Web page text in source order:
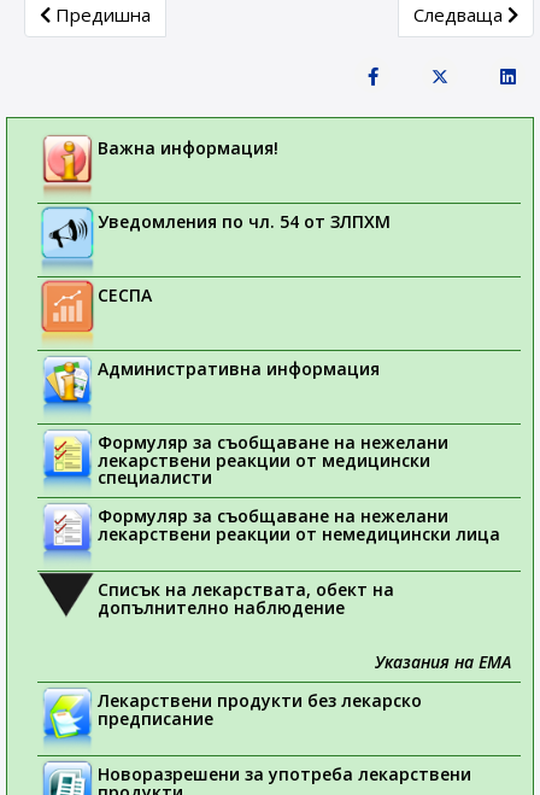
Previous article: Директива 2009/135/ЕО на
Предишна Next article:
Следваща
Важна информация!
Уведомления по чл. 54 от ЗЛПХМ
СЕСПА
Административна информация
Формуляр за съобщаване на нежелани
лекарствени реакции от медицински
специалисти
Формуляр за съобщаване на нежелани
лекарствени реакции от немедицински лица
Списък на лекарствата, обект на
допълнително наблюдение
Указания на ЕМА
Лекарствени продукти без лекарско
предписание
Новоразрешени за употреба лекарствени